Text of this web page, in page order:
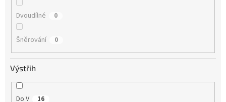
Dvoudílné 0
Šněrování 0
Výstřih
Do V 16